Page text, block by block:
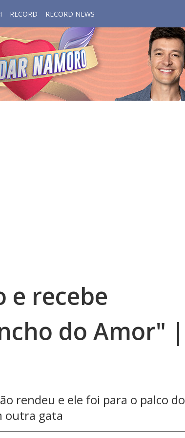
RECORD RECORD NEWS
e recebe
do Amor" |
rendeu e ele foi para o palco do
outra gata